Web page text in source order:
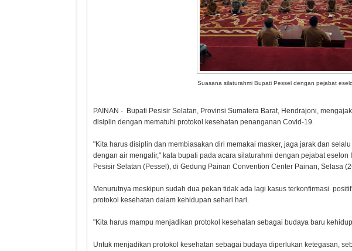
Suasana silaturahmi Bupati Pessel dengan pejabat
PAINAN - Bupati Pesisir Selatan, Provinsi Sumatera Barat, Hendrajoni,
disiplin dengan mematuhi protokol kesehatan penanganan Covid-19.
"Kita harus disiplin dan membiasakan diri memakai masker, jaga jarak dan
dengan air mengalir," kata bupati pada acara silaturahmi dengan pejabat eselon
Pesisir Selatan (Pessel), di Gedung Painan Convention Center Painan, Selasa
Menurutnya meskipun sudah dua pekan tidak ada lagi kasus terkonfirmasi
protokol kesehatan dalam kehidupan sehari hari.
"Kita harus mampu menjadikan protokol kesehatan sebagai budaya baru
Untuk menjadikan protokol kesehatan sebagai budaya diperlukan ketegasan,
Kepala